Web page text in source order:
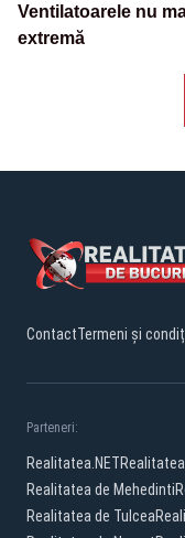
Ventilatoarele nu
extremă
ContactTermeni și
Parteneri:
Realitatea.NET
Realitatea de Mehedinti
Realitatea de Tulcea